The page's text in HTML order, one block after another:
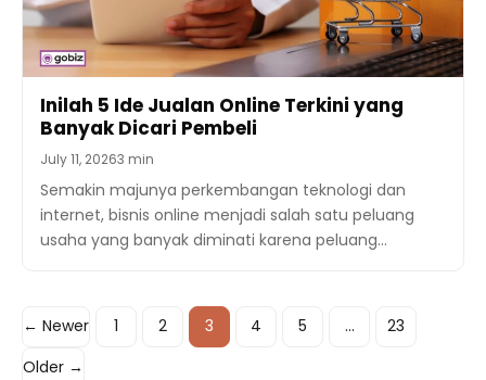
Inilah 5 Ide Jualan Online Terkini yang
Banyak Dicari Pembeli
July 11, 20263 min
Semakin majunya perkembangan teknologi dan
internet, bisnis online menjadi salah satu peluang
usaha yang banyak diminati karena peluang…
Posts
← Newer 1 2 3 4 5 …
23
Older →